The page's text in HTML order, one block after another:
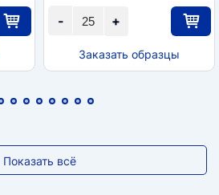
+
-
Заказать образцы
Показать всё